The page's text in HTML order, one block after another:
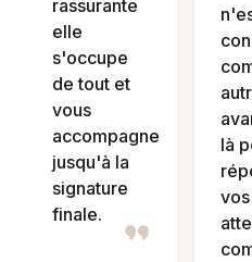
rassurante
elle
s'occupe
de tout et
vous
accompagne
jusqu'à la
signature
finale.
là
vos